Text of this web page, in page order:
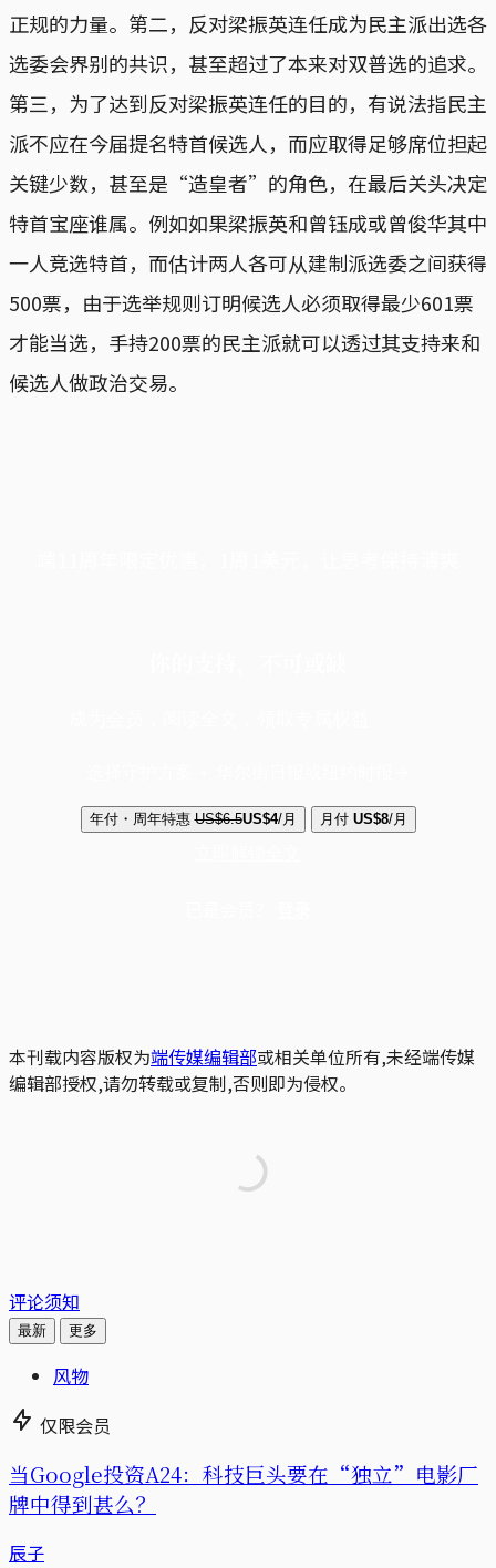
正规的力量。第二，反对梁振英连任成为民主派出选各
选委会界别的共识，甚至超过了本来对双普选的追求。
第三，为了达到反对梁振英连任的目的，有说法指民主
派不应在今届提名特首候选人，而应取得足够席位担起
关键少数，甚至是“造皇者”的角色，在最后关头决定
特首宝座谁属。例如如果梁振英和曾钰成或曾俊华其中
一人竞选特首，而估计两人各可从建制派选委之间获得
500票，由于选举规则订明候选人必须取得最少601票
才能当选，手持200票的民主派就可以透过其支持来和
候选人做政治交易。
年付・周年特惠 US$6.5US$4/月 月付 US$8/月
本刊载内容版权为端传媒编辑部或相关单位所有,未经端传媒
编辑部授权,请勿转载或复制,否则即为侵权。
评论须知
最新 更多
风物
仅限会员
当Google投资A24：科技巨头要在“独立”电影厂
牌中得到甚么？
辰子